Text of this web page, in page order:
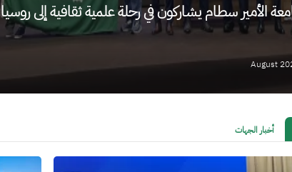
الأمير سطام يشاركون في رحلة علمية ثقافية إلى روسيا
أخبار الجهات